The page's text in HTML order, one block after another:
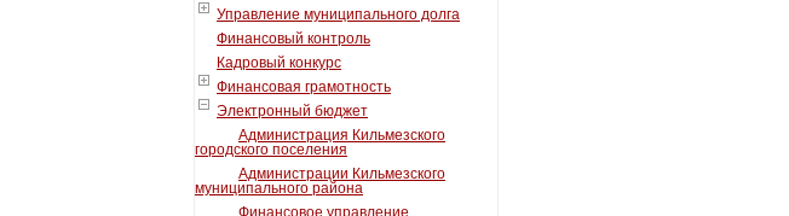
Управление муниципального долга
Финансовый контроль
Кадровый конкурс
Финансовая грамотность
Электронный бюджет
Администрация Кильмезского
городского поселения
Администрации Кильмезского
муниципального района
Финансовое управление